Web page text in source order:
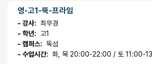
영-고1-뚝-프라임
- 강사: 최무경
- 학년:
고1
- 캠퍼스:
뚝섬
- 수업시간: 화, 목 20:00-22:00 / 토 11:00-